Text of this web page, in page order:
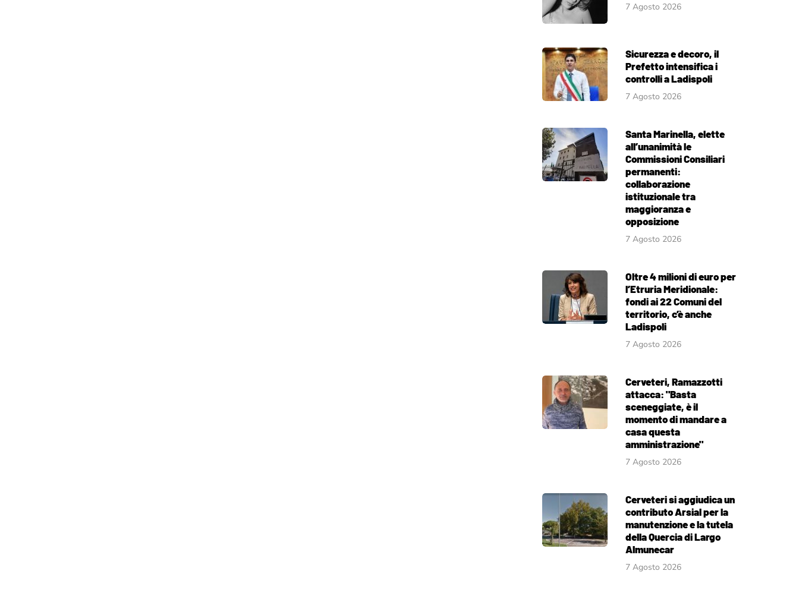
7 Agosto 2026
Sicurezza e decoro, il
Prefetto intensifica i
controlli a Ladispoli
7 Agosto 2026
Santa Marinella, elette
all’unanimità le
Commissioni Consiliari
permanenti:
collaborazione
istituzionale tra
maggioranza e
opposizione
7 Agosto 2026
Oltre 4 milioni di euro per
l’Etruria Meridionale:
fondi ai 22 Comuni del
territorio, c’è anche
Ladispoli
7 Agosto 2026
Cerveteri, Ramazzotti
attacca: "Basta
sceneggiate, è il
momento di mandare a
casa questa
amministrazione"
7 Agosto 2026
Cerveteri si aggiudica un
contributo Arsial per la
manutenzione e la tutela
della Quercia di Largo
Almunecar
7 Agosto 2026